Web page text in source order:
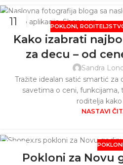
11 POKLONI,
Kako izabrati
za decu – od
Sandra
Tražite idealan satić smartić
savetima o ceni, funkcijama,
roditelja kako
NASTAVI
Pokloni za Novu